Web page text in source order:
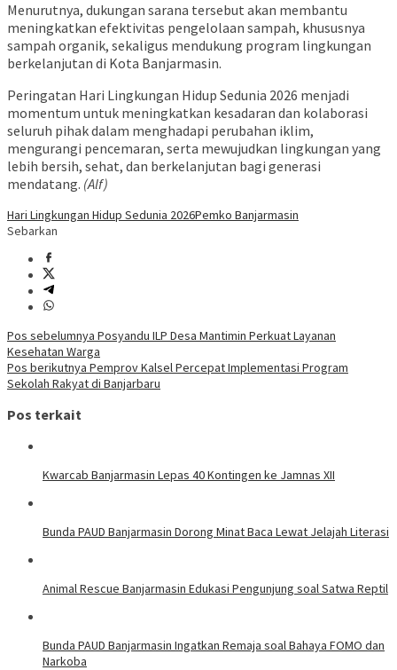
Menurutnya, dukungan sarana tersebut akan membantu
meningkatkan efektivitas pengelolaan sampah, khususnya
sampah organik, sekaligus mendukung program lingkungan
berkelanjutan di Kota Banjarmasin.
Peringatan Hari Lingkungan Hidup Sedunia 2026 menjadi
momentum untuk meningkatkan kesadaran dan kolaborasi
seluruh pihak dalam menghadapi perubahan iklim,
mengurangi pencemaran, serta mewujudkan lingkungan yang
lebih bersih, sehat, dan berkelanjutan bagi generasi
mendatang. (Alf)
Hari Lingkungan Hidup Sedunia 2026Pemko Banjarmasin
Sebarkan
Navigasi
pos
Pos sebelumnya Posyandu ILP Desa Mantimin Perkuat Layanan
Kesehatan Warga
Pos berikutnya Pemprov Kalsel Percepat Implementasi Program
Sekolah Rakyat di Banjarbaru
Pos terkait
Kwarcab Banjarmasin Lepas 40 Kontingen ke Jamnas XII
Bunda PAUD Banjarmasin Dorong Minat Baca Lewat Jelajah Literasi
Animal Rescue Banjarmasin Edukasi Pengunjung soal Satwa Reptil
Bunda PAUD Banjarmasin Ingatkan Remaja soal Bahaya FOMO dan
Narkoba